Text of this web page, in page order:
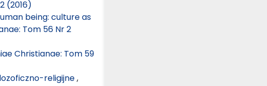
(2016)
being: culture as
Tom 56 Nr 2
Christianae: Tom 59
religijne,